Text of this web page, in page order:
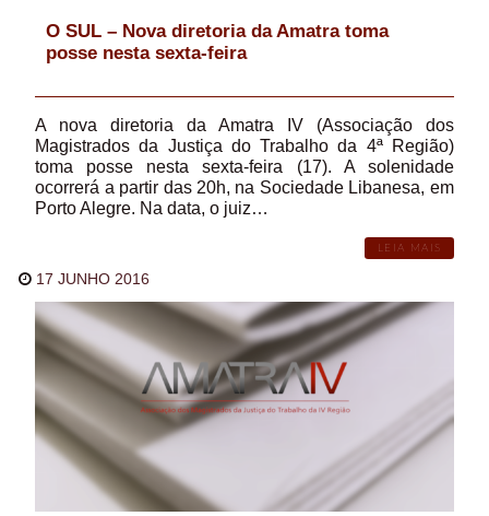
O SUL – Nova diretoria da Amatra toma
posse nesta sexta-feira
A nova diretoria da Amatra IV (Associação dos
Magistrados da Justiça do Trabalho da 4ª Região)
toma posse nesta sexta-feira (17). A solenidade
ocorrerá a partir das 20h, na Sociedade Libanesa, em
Porto Alegre. Na data, o juiz…
LEIA MAIS
17 JUNHO 2016